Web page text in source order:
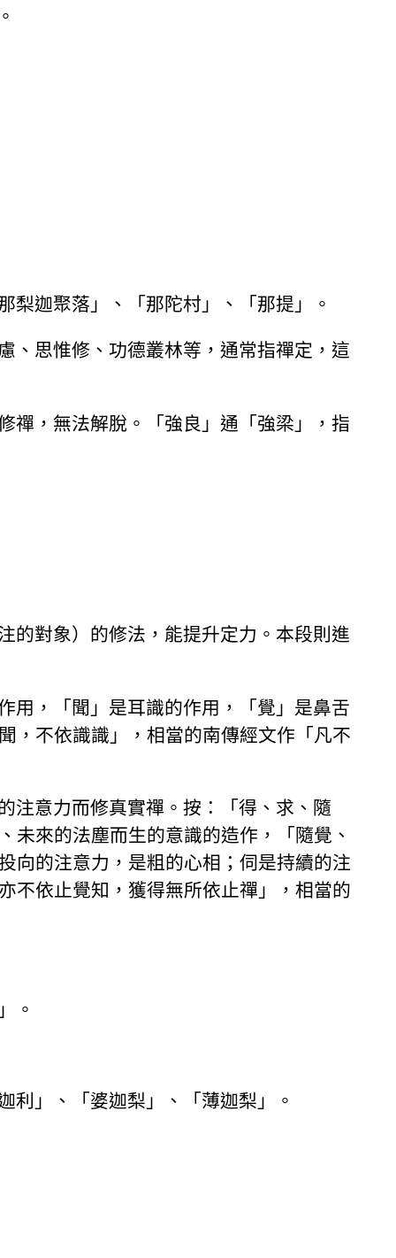
梨迦聚落」、「那陀村」、「那提」。
、思惟修、功德叢林等，通常指禪定，這
禪，無法解脫。「強良」通「強梁」，指
的對象）的修法，能提升定力。本段則進
用，「聞」是耳識的作用，「覺」是鼻舌
，不依識識」，相當的南傳經文作「凡不
注意力而修真實禪。按：「得、求、隨
未來的法塵而生的意識的造作，「隨覺、
向的注意力，是粗的心相；伺是持續的注
不依止覺知，獲得無所依止禪」，相當的
。
利」、「婆迦梨」、「薄迦梨」。